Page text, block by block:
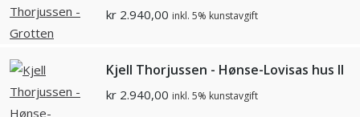
kr 2.940,00 inkl. 5% kunstavgift
Kjell Thorjussen - Hønse-Lovisas hus ll
kr 2.940,00 inkl. 5% kunstavgift